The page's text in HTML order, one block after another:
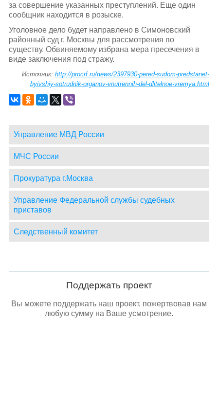
за совершение указанных преступлений. Еще один
сообщник находится в розыске.
Уголовное дело будет направлено в Симоновский
районный суд г. Москвы для рассмотрения по
существу. Обвиняемому избрана мера пресечения в
виде заключения под стражу.
Источник:http://procrf.ru/news/2397930-pered-sudom-predstanet-
byivshiy-sotrudnik-organov-vnutrennih-del-dlitelnoe-vremya.html
Управление МВД России
МЧС России
Прокуратура г.Москва
Управление Федеральной службы судебных
приставов
Следственный комитет
Поддержать проект
Вы можете поддержать наш проект, пожертвовав нам
любую сумму на Ваше усмотрение.